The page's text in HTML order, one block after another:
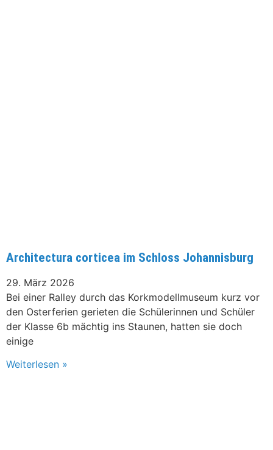
Architectura corticea im Schloss Johannisburg
29. März 2026
Bei einer Ralley durch das Korkmodellmuseum kurz vor
den Osterferien gerieten die Schülerinnen und Schüler
der Klasse 6b mächtig ins Staunen, hatten sie doch
einige
Weiterlesen »